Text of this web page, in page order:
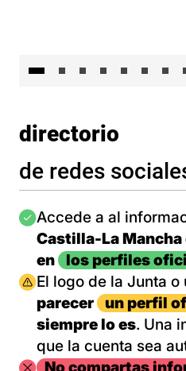
directorio
de redes
Imagen
Accede a al
Castilla-La
en
los perfiles
Imagen
El logo de la Junta o
parecer
un perfil
siempre lo es. Una
que la cuenta sea
Imagen